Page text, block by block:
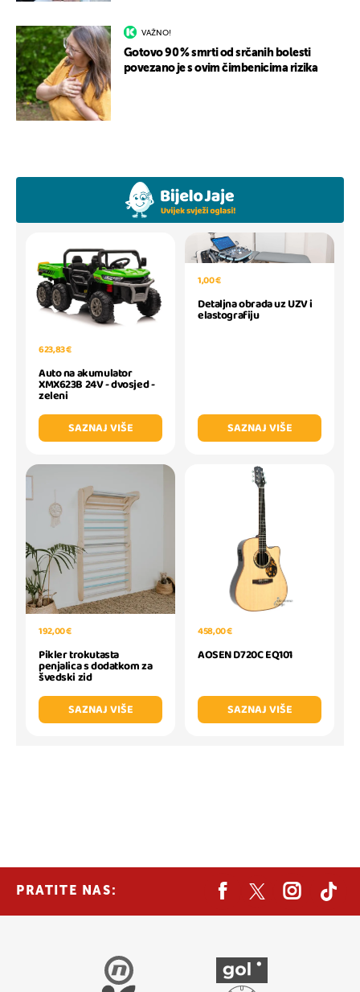
VAŽNO!
Gotovo 90 % smrti od srčanih bolesti
povezano je s ovim čimbenicima rizika
623,83 €
Auto na akumulator
XMX623B 24V - dvosjed -
zeleni
SAZNAJ VIŠE
1,00 €
Detaljna obrada uz UZV i
elastografiju
SAZNAJ VIŠE
192,00 €
Pikler trokutasta
penjalica s dodatkom za
švedski zid
SAZNAJ VIŠE
458,00 €
AOSEN D720C EQ101
SAZNAJ VIŠE
PRATITE NAS: